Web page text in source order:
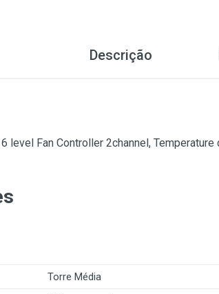
Descrição
level Fan Controller 2channel,
Torre Média